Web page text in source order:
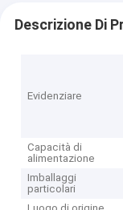
Descrizione Di
Evidenziare
Capacità di
alimentazione
Imballaggi
particolari